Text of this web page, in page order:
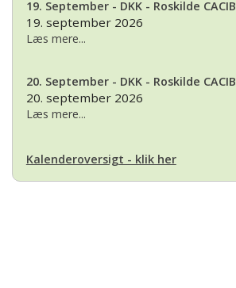
19. September - DKK - Roskilde CACIB
19. september 2026
Læs mere...
20. September - DKK - Roskilde CACIB
20. september 2026
Læs mere...
Kalenderoversigt - klik her